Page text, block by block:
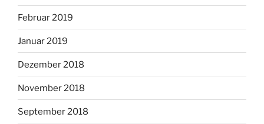
Februar 2019
Januar 2019
Dezember 2018
November 2018
September 2018